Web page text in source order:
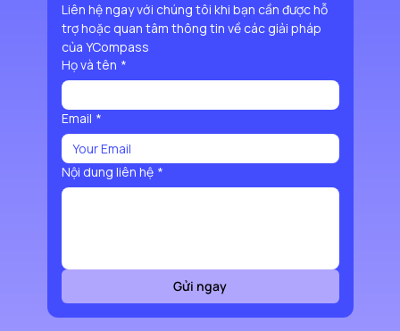
Liên hệ ngay với chúng tôi khi bạn cần được hỗ
trợ hoặc quan tâm thông tin về các giải pháp
của YCompass
Họ và tên *
Email *
Nội dung liên hệ *
Gửi ngay